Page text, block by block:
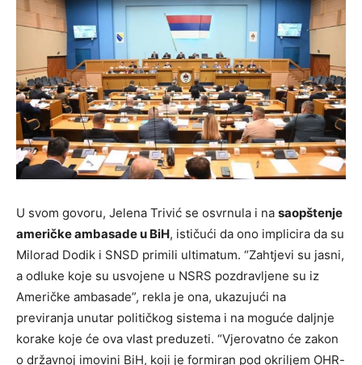
U svom govoru, Jelena Trivić se osvrnula i na saopštenje
američke ambasade u BiH, ističući da ono implicira da su
Milorad Dodik i SNSD primili ultimatum. “Zahtjevi su jasni,
a odluke koje su usvojene u NSRS pozdravljene su iz
Američke ambasade”, rekla je ona, ukazujući na
previranja unutar političkog sistema i na moguće daljnje
korake koje će ova vlast preduzeti. “Vjerovatno će zakon
o državnoj imovini BiH, koji je formiran pod okriljem OHR-